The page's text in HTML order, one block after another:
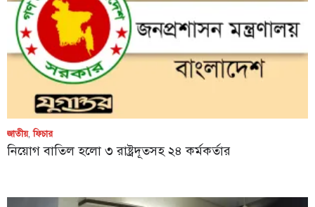
জাতীয়,ফিচার
নিয়োগ বাতিল হলো ৩ রাষ্ট্রদূতসহ ২৪ কর্মকর্তার